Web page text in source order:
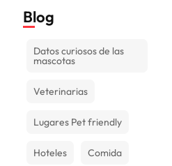
Blog
Datos curiosos de las
mascotas
Veterinarias
Lugares Pet friendly
Hoteles Comida